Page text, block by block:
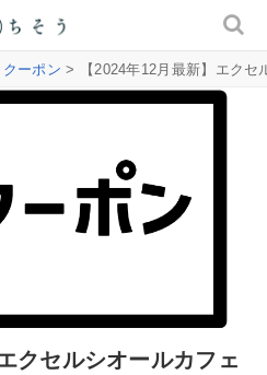
クーポン > 【2024年12月最新】エクセ
クセルシオールカフェ